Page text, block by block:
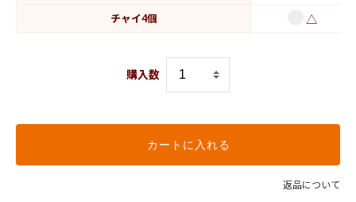
チャイ4個 △
購入数
カートに入れる
返品について